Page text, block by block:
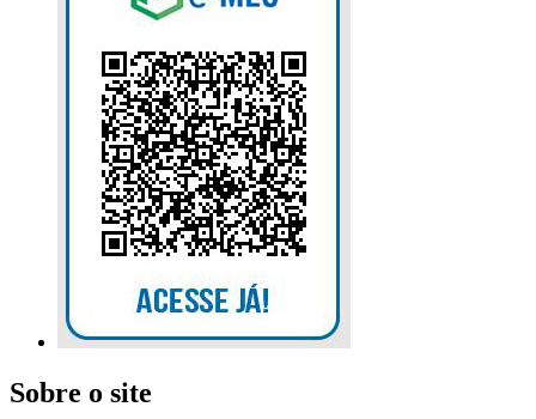
Sobre o site